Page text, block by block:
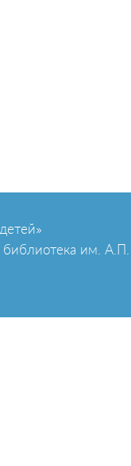
библиотека им. А.П.